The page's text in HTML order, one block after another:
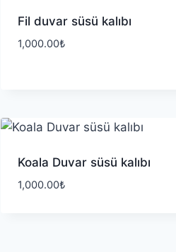
Fil duvar süsü kalıbı
1,000.00₺
Koala Duvar süsü kalıbı
1,000.00₺